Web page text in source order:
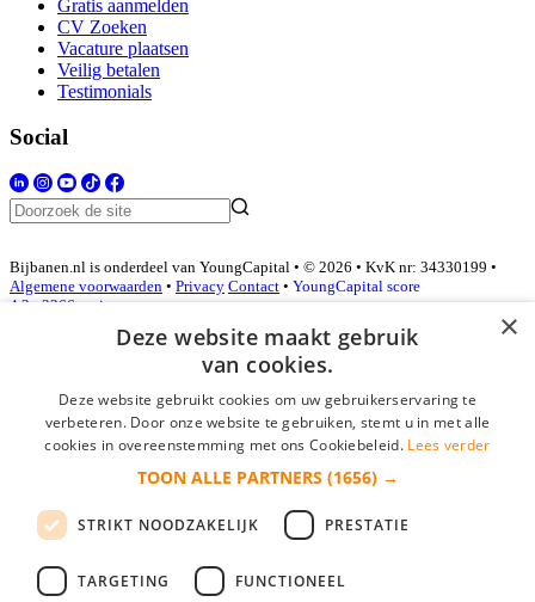
Gratis aanmelden
CV Zoeken
Vacature plaatsen
Veilig betalen
Testimonials
Social
Bijbanen.nl is onderdeel van YoungCapital • © 2026 • KvK nr: 34330199 •
Algemene voorwaarden • Privacy Contact • YoungCapital score
4.3 - 3366 reviews
Inloggen als bedrijf
*
login gegevens onthouden
login
×
Deze website maakt gebruik
van cookies.
Deze website gebruikt cookies om uw gebruikerservaring te
verbeteren. Door onze website te gebruiken, stemt u in met alle
cookies in overeenstemming met ons Cookiebeleid. Lees verder
TOON ALLE PARTNERS (1656) →
STRIKT NOODZAKELIJK PRESTATIE
TARGETING FUNCTIONEEL